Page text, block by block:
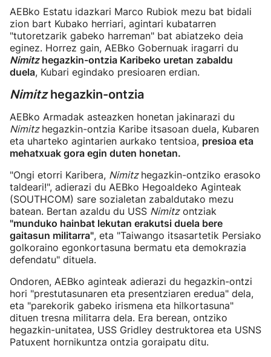
AEBko Estatu idazkari Marco Rubiok mezu bat bidali
zion bart Kubako herriari, agintari kubatarren
"tutoretzarik gabeko harreman" bat abiatzeko deia
eginez. Horrez gain, AEBko Gobernuak iragarri du
Nimitz hegazkin-ontzia Karibeko uretan zabaldu
duela, Kubari egindako presioaren erdian.
Nimitzhegazkin-ontzia
AEBko Armadak asteazken honetan jakinarazi du
Nimitz hegazkin-ontzia Karibe itsasoan duela, Kubaren
eta uharteko agintarien aurkako tentsioa, presioa eta
mehatxuak gora egin duten honetan.
"Ongi etorri Karibera, Nimitz hegazkin-ontziko erasoko
taldeari!", adierazi du AEBko Hegoaldeko Aginteak
(SOUTHCOM) sare sozialetan zabaldutako mezu
batean. Bertan azaldu du USS Nimitzontziak
"munduko hainbat lekutan erakutsi duela bere
gaitasun militarra", eta "Taiwango itsasartetik Persiako
golkoraino egonkortasuna bermatu eta demokrazia
defendatu" dituela.
Ondoren, AEBko aginteak adierazi du hegazkin-ontzi
hori "prestutasunaren eta presentziaren eredua" dela,
eta "parekorik gabeko irismena eta hilkortasuna"
dituen tresna militarra dela. Era berean, ontziko
hegazkin-unitatea, USS Gridley destruktorea eta USNS
Patuxent hornikuntza ontzia goraipatu ditu.